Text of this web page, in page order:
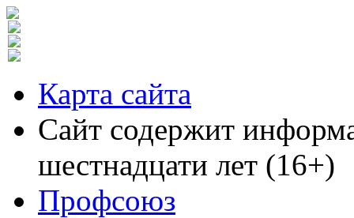
Карта сайта
Сайт содержит
шестнадцати лет (16+)
Профсоюз